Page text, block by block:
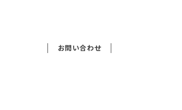
お問い合わせ